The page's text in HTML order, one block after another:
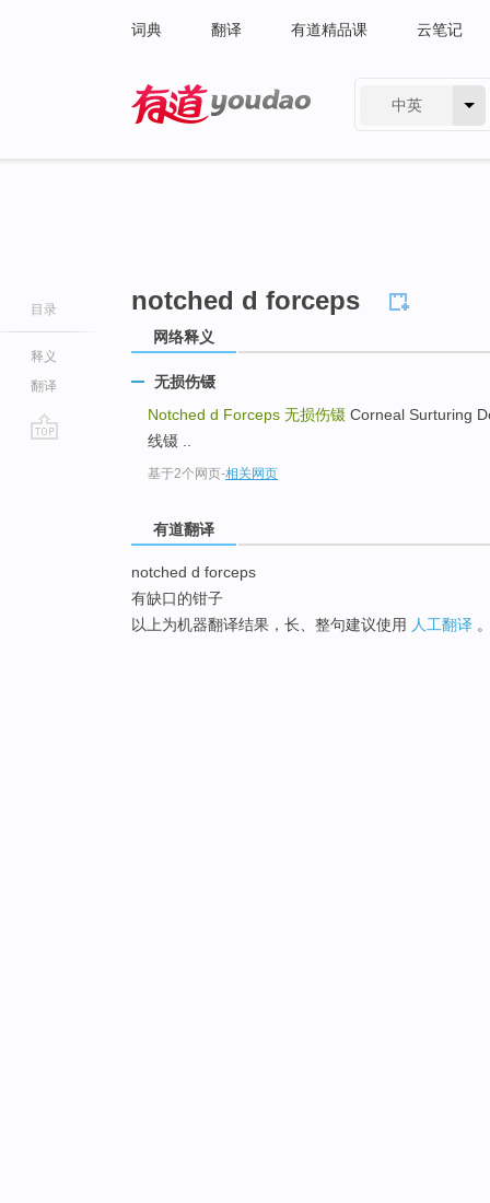
词典 翻译 有道精品课 云笔记
中英
目录
释义
翻译
notched d forceps
网络释义
无损伤镊
Notched d Forceps 无损伤镊 Corneal Surturing
线镊 ..
基于2个网页-相关网页
有道翻译
notched d forceps
有缺口的钳子
以上为机器翻译结果，长、整句建议使用 人工翻译